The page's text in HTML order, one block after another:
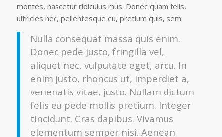
montes, nascetur ridiculus mus. Donec quam felis,
ultricies nec, pellentesque eu, pretium quis, sem.
Nulla consequat massa quis enim.
Donec pede justo, fringilla vel,
aliquet nec, vulputate eget, arcu. In
enim justo, rhoncus ut, imperdiet a,
venenatis vitae, justo. Nullam dictum
felis eu pede mollis pretium. Integer
tincidunt. Cras dapibus. Vivamus
elementum semper nisi. Aenean